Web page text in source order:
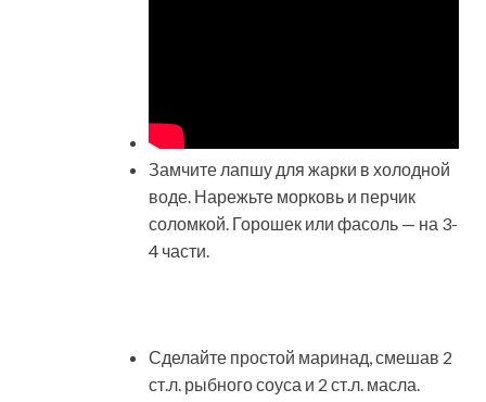
Замчите лапшу для жарки в холодной
воде. Нарежьте морковь и перчик
соломкой. Горошек или фасоль — на 3-
4 части.
Сделайте простой маринад, смешав 2
ст.л. рыбного соуса и 2 ст.л. масла.